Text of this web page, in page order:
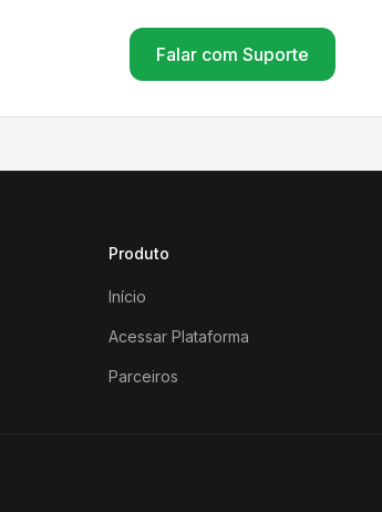
Falar com Suporte
Produto
Início
Acessar Plataforma
Parceiros